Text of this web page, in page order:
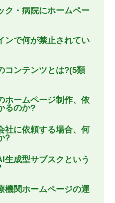
ク・病院にホームペー
ンで何が禁止されてい
コンテンツとは?(5類
ホームページ制作、依
るのか?
社に依頼する場合、何
?
生成型サブスクという
機関ホームページの運